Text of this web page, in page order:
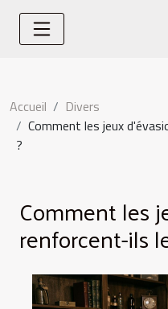
Accueil
Divers
Comment les jeux
?
Comment les
renforcent-ils